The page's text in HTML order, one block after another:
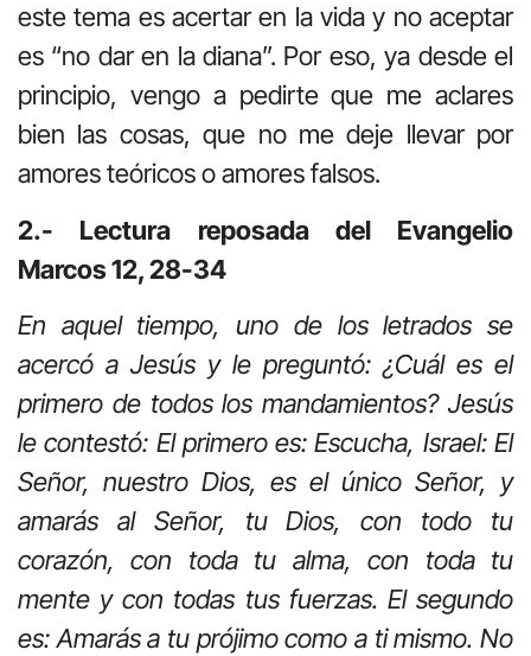
este tema es acertar en la vida y no aceptar
es “no dar en la diana”. Por eso, ya desde el
principio, vengo a pedirte que me aclares
bien las cosas, que no me deje llevar por
amores teóricos o amores falsos.
2.- Lectura reposada del Evangelio
Marcos 12, 28-34
En aquel tiempo, uno de los letrados se
acercó a Jesús y le preguntó: ¿Cuál es el
primero de todos los mandamientos? Jesús
le contestó: El primero es: Escucha, Israel: El
Señor, nuestro Dios, es el único Señor, y
amarás al Señor, tu Dios, con todo tu
corazón, con toda tu alma, con toda tu
mente y con todas tus fuerzas. El segundo
es: Amarás a tu prójimo como a ti mismo. No